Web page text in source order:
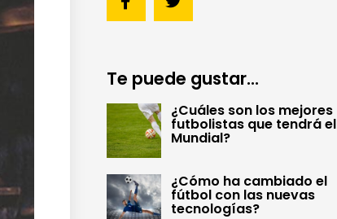
Te puede gustar...
¿Cuáles son los mejores
futbolistas que tendrá el
Mundial?
¿Cómo ha cambiado el
fútbol con las nuevas
tecnologías?